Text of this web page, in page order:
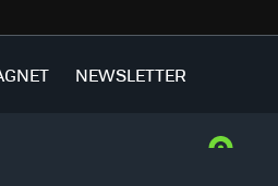
NEWSLETTER